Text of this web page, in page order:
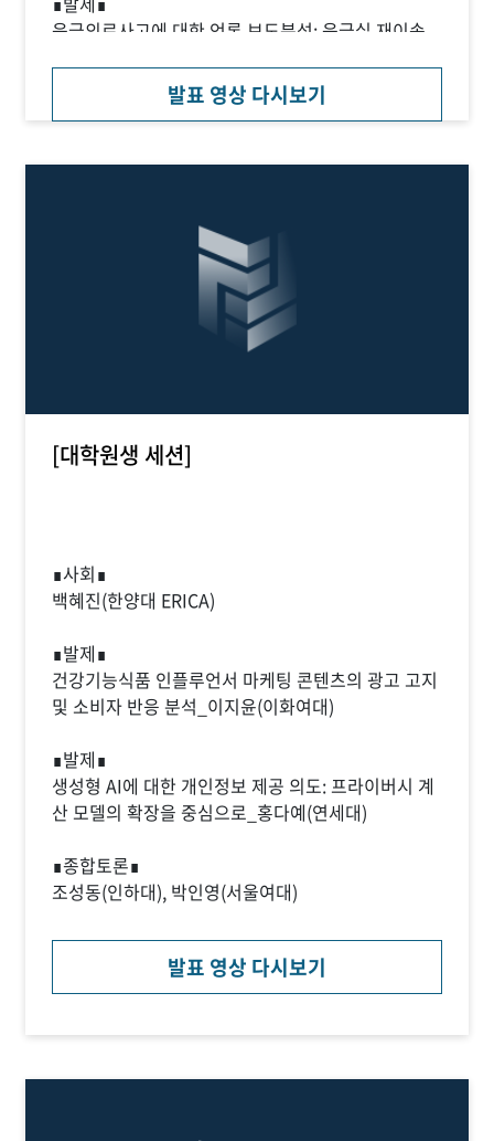
응급의료사고에 대한 언론 보도분석: 응급실 재이송
유효선(성균관대), 허윤철(한국인터넷신문협회)
발표 영상 다시보기
[대학원생 세션]
∎사회∎
백혜진(한양대 ERICA)
∎발제∎
건강기능식품 인플루언서 마케팅 콘텐츠의 광고 고지
및 소비자 반응 분석_이지윤(이화여대)
∎발제∎
생성형 AI에 대한 개인정보 제공 의도: 프라이버시 계
산 모델의 확장을 중심으로_홍다예(연세대)
∎종합토론∎
조성동(인하대), 박인영(서울여대)
발표 영상 다시보기